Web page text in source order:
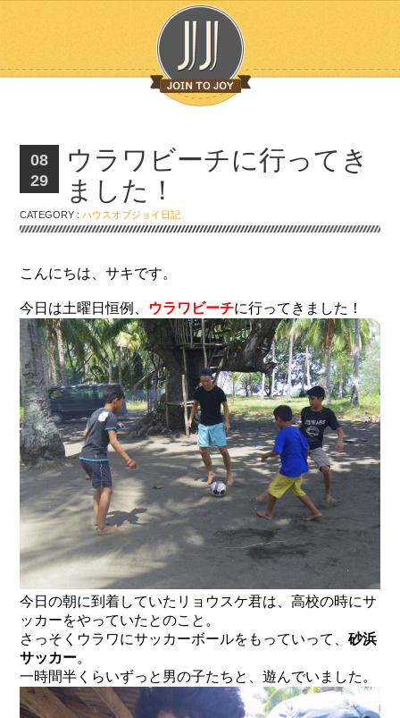
08
29
ウラワビーチに行ってき
ました！
CATEGORY :ハウスオブジョイ日記
こんにちは、サキです。
今日は土曜日恒例、 ウラワビーチに行ってきました！
今日の朝に到着していたリョウスケ君は、高校の時にサ
ッカーをやっていたとのこと。
さっそくウラワにサッカーボールをもっていって、砂浜
サッカー。
一時間半くらいずっと男の子たちと、遊んでいました。